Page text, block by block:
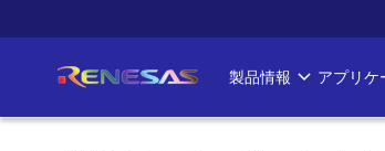
イ
ン
Main
製品情報 アプリケ